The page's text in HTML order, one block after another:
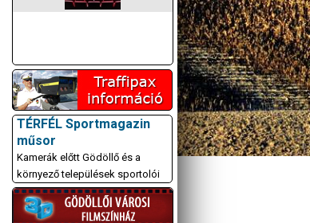
TÉRFÉL Sportmagazin
műsor
Kamerák előtt Gödöllő és a
környező települések sportolói